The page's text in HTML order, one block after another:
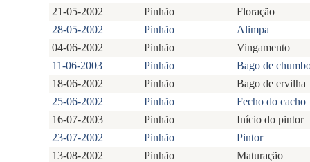
21-05-2002
Pinhão
Floração
28-05-2002
Pinhão
Alimpa
04-06-2002
Pinhão
Vingamento
11-06-2003
Pinhão
Bago de
18-06-2002
Pinhão
Bago de ervilha
25-06-2002
Pinhão
Fecho do cacho
16-07-2003
Pinhão
Início do pintor
23-07-2002
Pinhão
Pintor
13-08-2002
Pinhão
Maturação